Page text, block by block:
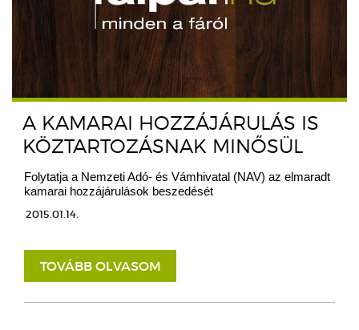
A KAMARAI HOZZÁJÁRULÁS IS
KÖZTARTOZÁSNAK MINŐSÜL
Folytatja a Nemzeti Adó- és Vámhivatal (NAV) az elmaradt
kamarai hozzájárulások beszedését
2015.01.14.
TOVÁBB OLVASOM